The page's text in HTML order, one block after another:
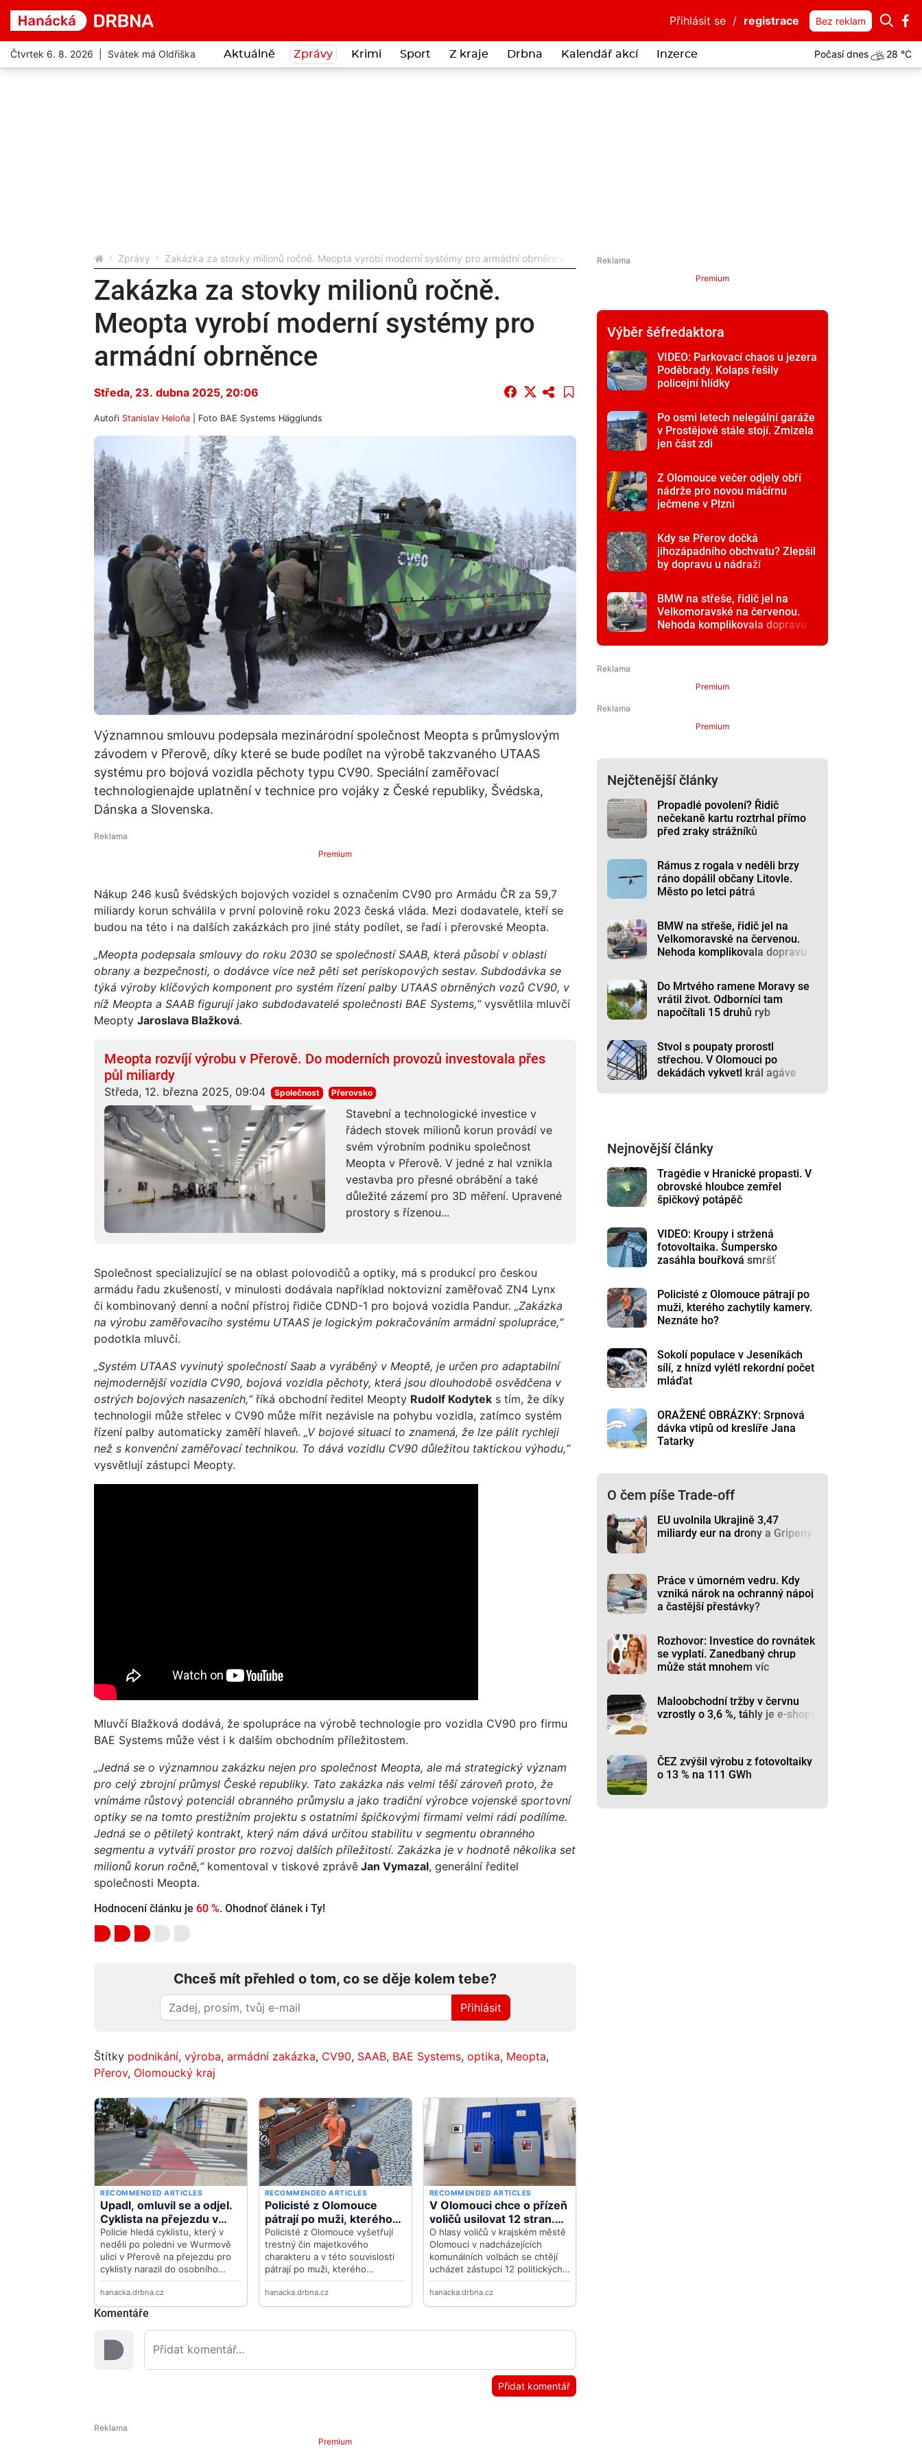
Přihlásit se / registrace Bez reklam
Čtvrtek 6. 8. 2026 | Svátek má Oldřiška Aktuálně Zprávy Krimi Sport Z kraje Drbna Kalendář akcí Inzerce Počasí dnes 28 °C
Zprávy Zakázka za stovky milionů ročně. Meopta vyrobí moderní systémy pro armádní obrněnce
Zakázka za stovky milionů ročně.
Meopta vyrobí moderní systémy pro
armádní obrněnce
Středa, 23. dubna 2025, 20:06
Autoři Stanislav Heloňa | Foto BAE Systems Hägglunds
Významnou smlouvu podepsala mezinárodní společnost Meopta s průmyslovým
závodem v Přerově, díky které se bude podílet na výrobě takzvaného UTAAS
systému pro bojová vozidla pěchoty typu CV90. Speciální zaměřovací
technologienajde uplatnění v technice pro vojáky z České republiky, Švédska,
Dánska a Slovenska.
Premium
Nákup 246 kusů švédských bojových vozidel s označením CV90 pro Armádu ČR za 59,7
miliardy korun schválila v první polovině roku 2023 česká vláda. Mezi dodavatele, kteří se
budou na této i na dalších zakázkách pro jiné státy podílet, se řadí i přerovské Meopta.
„Meopta podepsala smlouvy do roku 2030 se společností SAAB, která působí v oblasti
obrany a bezpečnosti, o dodávce více než pěti set periskopových sestav. Subdodávka se
týká výroby klíčových komponent pro systém řízení palby UTAAS obrněných vozů CV90, v
níž Meopta a SAAB figurují jako subdodavatelé společnosti BAE Systems,“vysvětlila mluvčí
Meopty Jaroslava Blažková.
Meopta rozvíjí výrobu v Přerově. Do moderních provozů investovala přes
půl miliardy
Středa, 12. března 2025, 09:04 Společnost Přerovsko
Stavební a technologické investice v
řádech stovek milionů korun provádí ve
svém výrobním podniku společnost
Meopta v Přerově. V jedné z hal vznikla
vestavba pro přesné obrábění a také
důležité zázemí pro 3D měření. Upravené
prostory s řízenou...
Společnost specializující se na oblast polovodičů a optiky, má s produkcí pro českou
armádu řadu zkušeností, v minulosti dodávala například noktovizní zaměřovač ZN4 Lynx
či kombinovaný denní a noční přístroj řidiče CDND-1 pro bojová vozidla Pandur. „Zakázka
na výrobu zaměřovacího systému UTAAS je logickým pokračováním armádní spolupráce,“
podotkla mluvčí.
„Systém UTAAS vyvinutý společností Saab a vyráběný v Meoptě, je určen pro adaptabilní
nejmodernější vozidla CV90, bojová vozidla pěchoty, která jsou dlouhodobě osvědčena v
ostrých bojových nasazeních,“říká obchodní ředitel Meopty Rudolf Kodytek s tím, že díky
technologii může střelec v CV90 může mířit nezávisle na pohybu vozidla, zatímco systém
řízení palby automaticky zaměří hlaveň. „V bojové situaci to znamená, že lze pálit rychleji
než s konvenční zaměřovací technikou. To dává vozidlu CV90 důležitou taktickou výhodu,“
vysvětlují zástupci Meopty.
Mluvčí Blažková dodává, že spolupráce na výrobě technologie pro vozidla CV90 pro firmu
BAE Systems může vést i k dalším obchodním příležitostem.
„Jedná se o významnou zakázku nejen pro společnost Meopta, ale má strategický význam
pro celý zbrojní průmysl České republiky. Tato zakázka nás velmi těší zároveň proto, že
vnímáme růstový potenciál obranného průmyslu a jako tradiční výrobce vojenské sportovní
optiky se na tomto prestižním projektu s ostatními špičkovými firmami velmi rádi podílíme.
Jedná se o pětiletý kontrakt, který nám dává určitou stabilitu v segmentu obranného
segmentu a vytváří prostor pro rozvoj dalších příležitostí. Zakázka je v hodnotě několika set
milionů korun ročně,“komentoval v tiskové zprávě Jan Vymazal, generální ředitel
společnosti Meopta.
Hodnocení článku je 60 %. Ohodnoť článek i Ty!
Chceš mít přehled o tom, co se děje kolem tebe?
Přihlásit
Štítky podnikání, výroba, armádní zakázka, CV90, SAAB, BAE Systems, optika, Meopta,
Přerov, Olomoucký kraj
Komentáře
Přidat komentář
Premium
Premium
Výběr šéfredaktora
VIDEO: Parkovací chaos u jezera
Poděbrady. Kolaps řešily
policejní hlídky
Po osmi letech nelegální garáže
v Prostějově stále stojí. Zmizela
jen část zdi
Z Olomouce večer odjely obří
nádrže pro novou máčírnu
ječmene v Plzni
Kdy se Přerov dočká
jihozápadního obchvatu? Zlepšil
by dopravu u nádraží
BMW na střeše, řidič jel na
Velkomoravské na červenou.
Nehoda komplikovala dopravu
Premium
Premium
Nejčtenější články
Propadlé povolení? Řidič
nečekaně kartu roztrhal přímo
před zraky strážníků
Rámus z rogala v neděli brzy
ráno dopálil občany Litovle.
Město po letci pátrá
BMW na střeše, řidič jel na
Velkomoravské na červenou.
Nehoda komplikovala dopravu
Do Mrtvého ramene Moravy se
vrátil život. Odborníci tam
napočítali 15 druhů ryb
Stvol s poupaty prorostl
střechou. V Olomouci po
dekádách vykvetl král agáve
Nejnovější články
Tragédie v Hranické propasti. V
obrovské hloubce zemřel
špičkový potápěč
VIDEO: Kroupy i stržená
fotovoltaika. Šumpersko
zasáhla bouřková smršť
Policisté z Olomouce pátrají po
muži, kterého zachytily kamery.
Neznáte ho?
Sokolí populace v Jeseníkách
sílí, z hnízd vylétl rekordní počet
mláďat
ORAŽENÉ OBRÁZKY: Srpnová
dávka vtipů od kreslíře Jana
Tatarky
O čem píše Trade-off
EU uvolnila Ukrajině 3,47
miliardy eur na drony a Gripeny
Práce v úmorném vedru. Kdy
vzniká nárok na ochranný nápoj
a častější přestávky?
Rozhovor: Investice do rovnátek
se vyplatí. Zanedbaný chrup
může stát mnohem víc
Maloobchodní tržby v červnu
vzrostly o 3,6 %, táhly je e-shopy
ČEZ zvýšil výrobu z fotovoltaiky
o 13 % na 111 GWh